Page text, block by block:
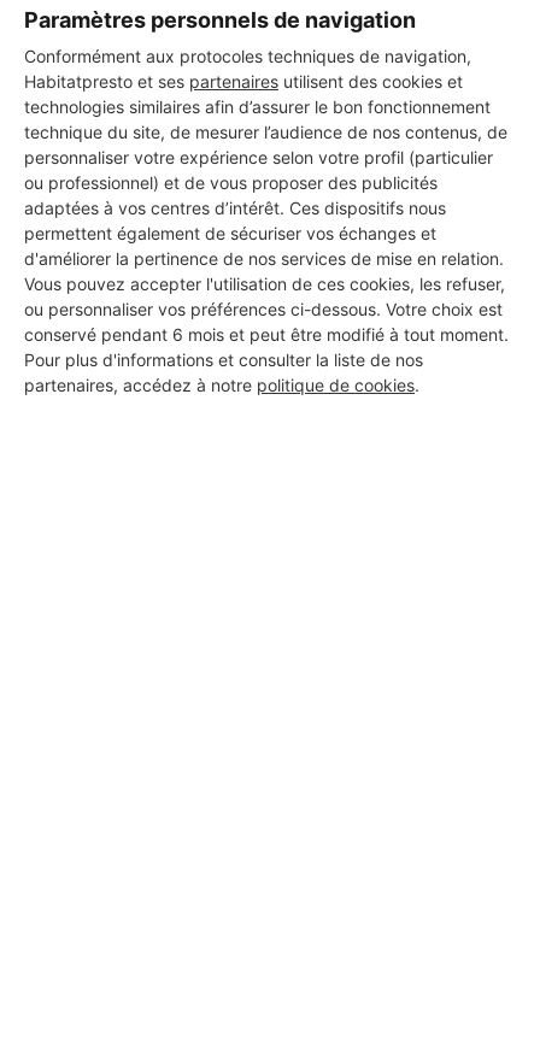
Paramètres personnels de navigation
Conformément aux protocoles techniques de navigation,
Habitatpresto et ses partenaires utilisent des cookies et
technologies similaires afin d’assurer le bon fonctionnement
technique du site, de mesurer l’audience de nos contenus, de
personnaliser votre expérience selon votre profil (particulier
ou professionnel) et de vous proposer des publicités
adaptées à vos centres d’intérêt. Ces dispositifs nous
permettent également de sécuriser vos échanges et
d'améliorer la pertinence de nos services de mise en relation.
Vous pouvez accepter l'utilisation de ces cookies, les refuser,
ou personnaliser vos préférences ci-dessous. Votre choix est
conservé pendant 6 mois et peut être modifié à tout moment.
Pour plus d'informations et consulter la liste de nos
partenaires, accédez à notre politique de cookies.
Les 3 autres Installateurs
d'alarmes pour vos travaux à
Bergerac
K 2A
Bergerac
21 ans d'expérience
Voir sa fiche